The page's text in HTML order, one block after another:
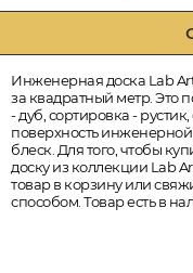
Инженерная доска Lab
за квадратный метр. Это
- дуб, сортировка -
поверхность
блеск. Для того, чтобы
доску из коллекции Lab
товар в корзину или
способом. Товар есть в